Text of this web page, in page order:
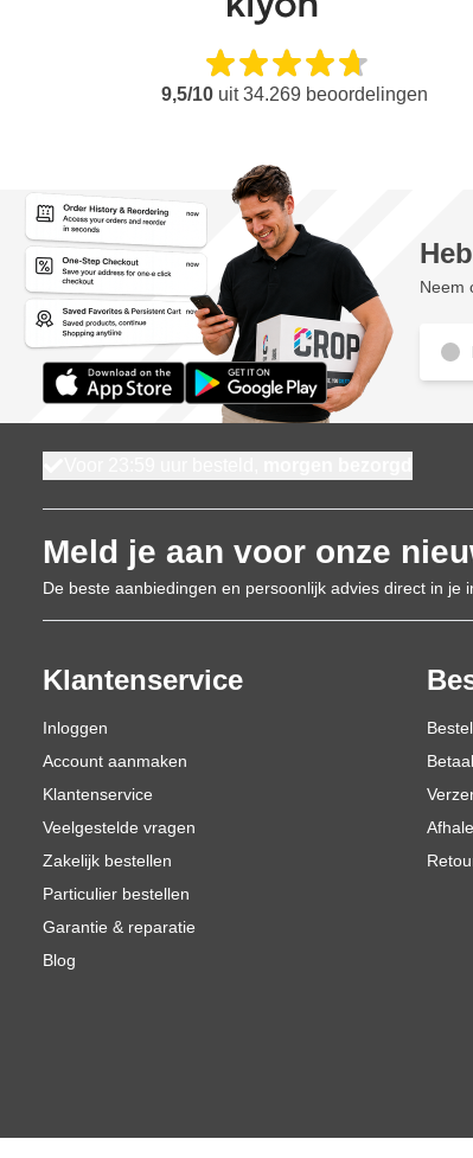
9,5/10uit34.269 beoordelingen
Neem
Meld je aan voor onze
De beste aanbiedingen en persoonlijk advies direct in je
Klantenservice
Inloggen
Account aanmaken
Klantenservice
Veelgestelde vragen
Zakelijk bestellen
Particulier bestellen
Garantie & reparatie
Blog